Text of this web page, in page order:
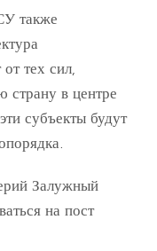
также
тех сил,
страну в центре
субъекты будут
Залужный
на пост